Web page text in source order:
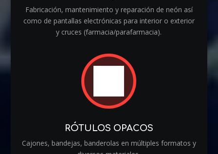
Fabricación, mantenimiento y reparación de neón así
como de pantallas electrónicas para interior o exterior
y cruces (farmacia/parafarmacia).
RÓTULOS OPACOS
Cajones, bandejas, banderolas en múltiples formatos y